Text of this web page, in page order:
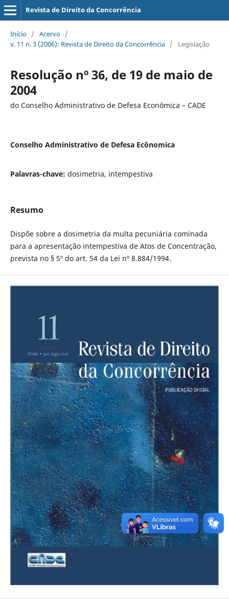
Revista de Direito da Concorrência
Início / Acervo /
v. 11 n. 3 (2006): Revista de Direito da Concorrência / Legislação
Resolução nº 36, de 19 de maio de
2004
do Conselho Administrativo de Defesa Econômica – CADE
Conselho Administrativo de Defesa Ecônomica
Palavras-chave: dosimetria, intempestiva
Resumo
Dispõe sobre a dosimetria da multa pecuniária cominada
para a apresentação intempestiva de Atos de Concentração,
prevista no § 5º do art. 54 da Lei nº 8.884/1994.